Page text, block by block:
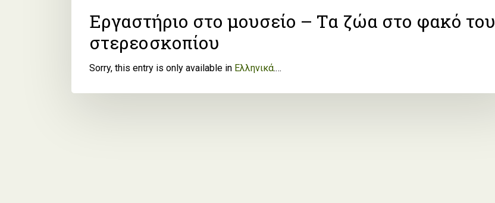
Εργαστήριο στο μουσείο – Τα ζώα στο φακό του
στερεοσκοπίου
Sorry, this entry is only available in Ελληνικά.…